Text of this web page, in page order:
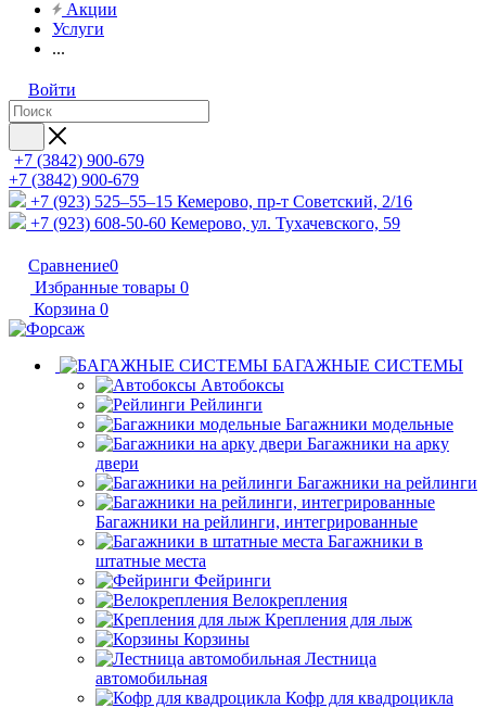
Акции
Услуги
...
Войти
+7 (3842) 900-679
+7 (3842) 900-679
+7 (923) 525–55–15 Кемерово, пр-т Советский, 2/16
+7 (923) 608-50-60 Кемерово, ул. Тухачевского, 59
Сравнение0
Избранные товары 0
Корзина 0
БАГАЖНЫЕ СИСТЕМЫ
Автобоксы
Рейлинги
Багажники модельные
Багажники на арку
двери
Багажники на рейлинги
Багажники на рейлинги, интегрированные
Багажники в
штатные места
Фейринги
Велокрепления
Крепления для лыж
Корзины
Лестница
автомобильная
Кофр для квадроцикла